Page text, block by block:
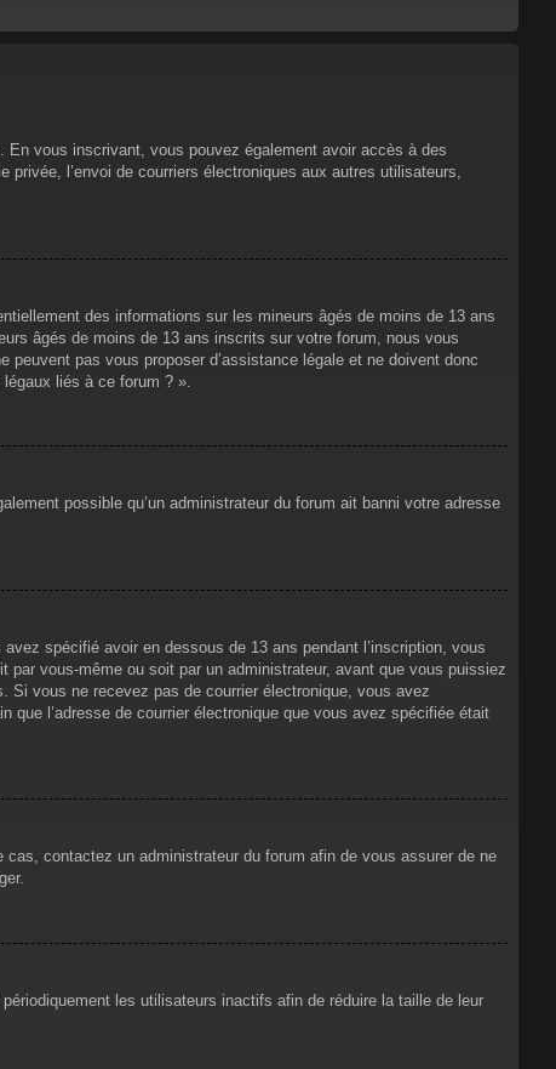
En vous inscrivant, vous pouvez également avoir accès à des
l’envoi de courriers électroniques aux autres utilisateurs,
des informations sur les mineurs âgés de moins de 13 ans
âgés de moins de 13 ans inscrits sur votre forum, nous vous
pas vous proposer d’assistance légale et ne doivent donc
liés à ce forum ? ».
possible qu’un administrateur du forum ait banni votre adresse
spécifié avoir en dessous de 13 ans pendant l’inscription, vous
vous-même ou soit par un administrateur, avant que vous puissiez
vous ne recevez pas de courrier électronique, vous avez
que l’adresse de courrier électronique que vous avez spécifiée était
contactez un administrateur du forum afin de vous assurer de ne
les utilisateurs inactifs afin de réduire la taille de leur